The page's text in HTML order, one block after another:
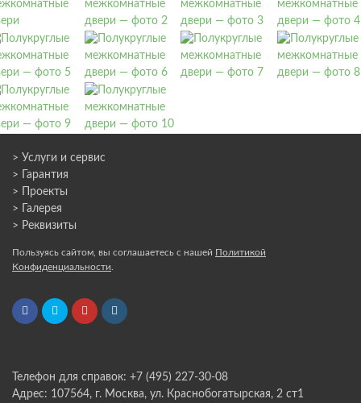
> Услуги и сервис
> Гарантия
> Проекты
> Галерея
> Реквизиты
Пользуясь сайтом, вы соглашаетесь с нашей Политикой
Конфиденциальности
Телефон для справок: +7 (495) 227-30-08
Адрес: 107564, г. Москва, ул. Краснобогатырская, 2 ст1